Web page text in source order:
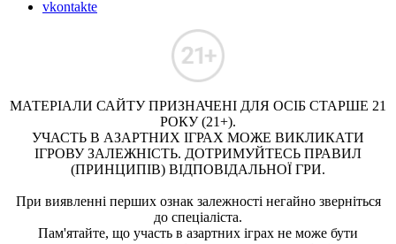
vkontakte
МАТЕРІАЛИ САЙТУ ПРИЗНАЧЕНІ ДЛЯ ОСІБ СТАРШЕ 21
РОКУ (21+).
УЧАСТЬ В АЗАРТНИХ ІГРАХ МОЖЕ ВИКЛИКАТИ
ІГРОВУ ЗАЛЕЖНІСТЬ. ДОТРИМУЙТЕСЬ ПРАВИЛ
(ПРИНЦИПІВ) ВІДПОВІДАЛЬНОЇ ГРИ.
При виявленні перших ознак залежності негайно зверніться
до спеціаліста.
Пам'ятайте, що участь в азартних іграх не може бути